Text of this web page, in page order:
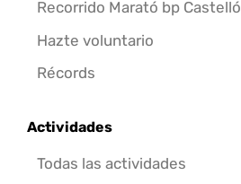
Recorrido Marató bp Castelló
Hazte voluntario
Récords
Actividades
Todas las actividades